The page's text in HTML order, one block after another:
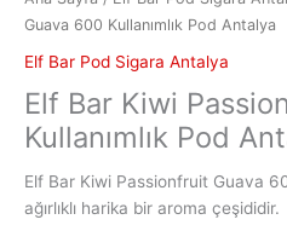
Guava 600 Kullanımlık Pod Antalya
Elf Bar Pod Sigara Antalya
Elf Bar Kiwi
Kullanımlık Pod
Elf Bar Kiwi Passionfruit Guava
ağırlıklı harika bir aroma çeşididir.